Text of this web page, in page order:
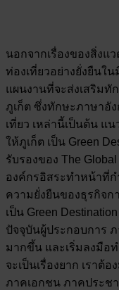
นอกจากเรื่องของสิ่ง
ท่องเที่ยวอย่างยั่งยืนใ
แผนงานที่จะส่งเสริมทั
ภูเก็ต ซึ่งทักษะภาษาอัง
เที่ยว เหล่านี้เป็นต้น แ
ให้ภูเก็ต เป็น Green
รับรองของ The
องค์กรอิสระทำหน้าที่
ความยั่งยืนของธุรกิจก
เป็น Green
ปัจจุบันผู้ประกอบการ
มากขึ้น และเริ่มลงมือ
จะเป็นเรื่องยาก เราต้
ภาคเอกชน ภาคประชา